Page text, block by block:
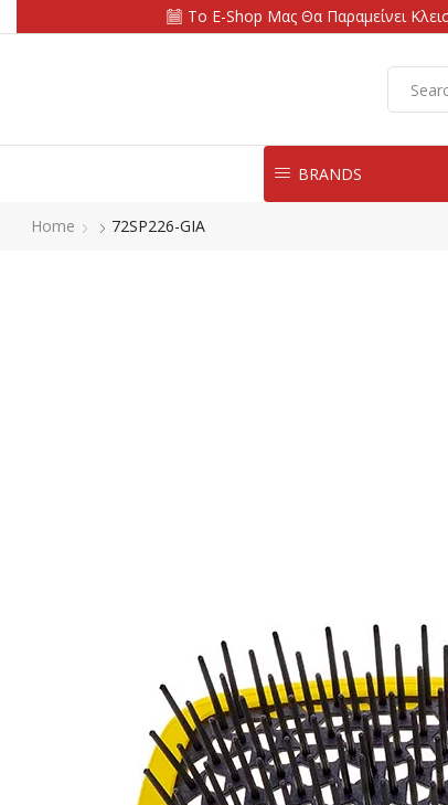
Το E-Shop Μας Θα Παραμείνει
BRANDS
Home 72SP226-GIA